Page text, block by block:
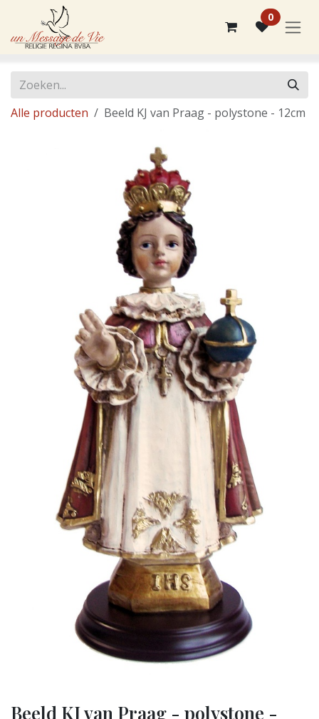
Overslaan naar inhoud
0
Alle producten Beeld KJ van Praag - polystone - 12cm
Beeld KJ van Praag - polystone -